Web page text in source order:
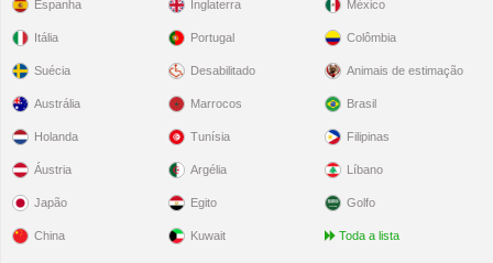
Espanha
Itália
Suécia
Inglaterra
Portugal
Desabilitado
México
Colômbia
Animais de estimação
Austrália
Holanda
Áustria
Japão
China
Marrocos
Tunísia
Argélia
Egito
Kuwait
Brasil
Filipinas
Líbano
Golfo
Toda a lista